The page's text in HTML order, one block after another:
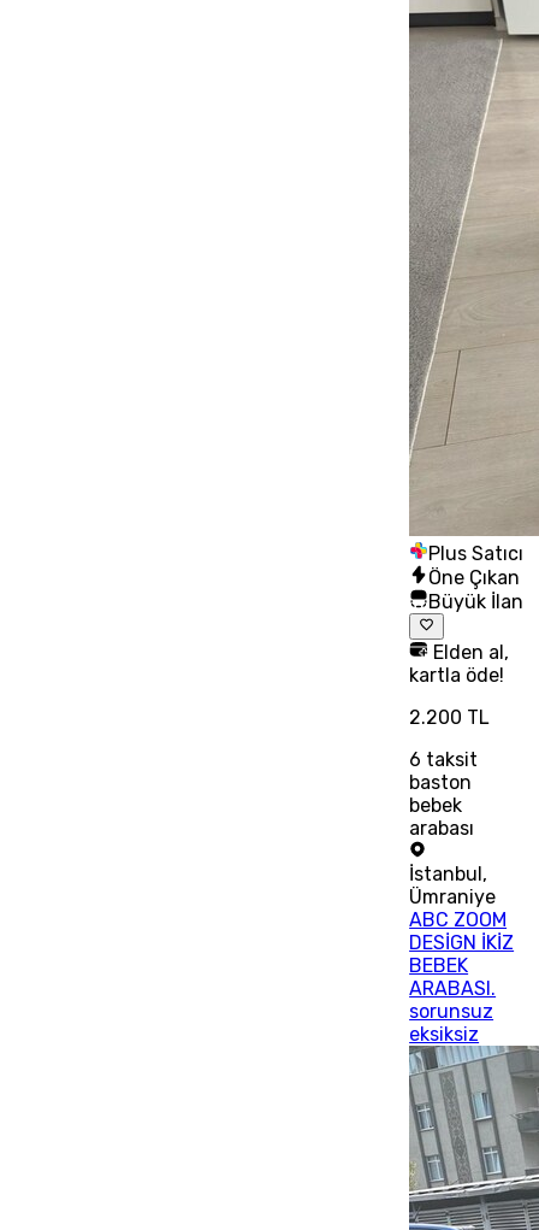
Plus Satıcı
Öne Çıkan
Büyük İlan
Elden al,
kartla öde!
2.200 TL
6 taksit
baston
bebek
arabası
İstanbul,
Ümraniye
ABC ZOOM
DESİGN İKİZ
BEBEK
ARABASI.
sorunsuz
eksiksiz